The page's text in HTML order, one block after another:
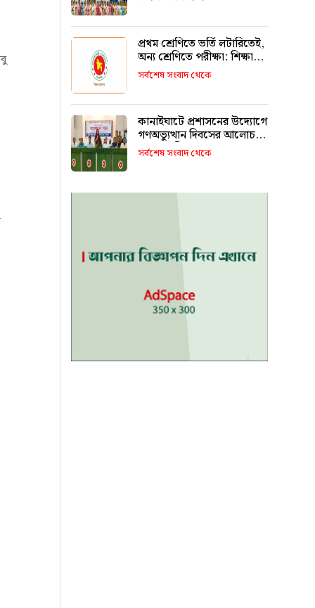
রাখবে : কয়েস লোদী
প্রথম শ্রেণিতে ভর্তি লটারিতেই,
অন্য শ্রেণিতে পরীক্ষা: শিক্ষা
মন্ত্রণালয়
সর্বশেষ সংবাদ থেকে
কানাইঘাটে প্রশাসনের উদ্যোগে
গণঅভ্যুত্থান দিবসের আলোচনা
সভা অনুষ্ঠিত
সর্বশেষ সংবাদ থেকে